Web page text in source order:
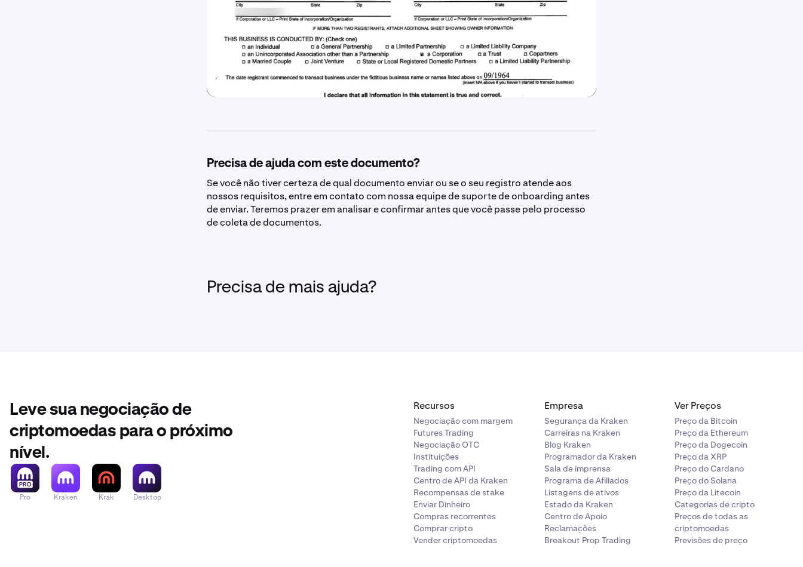
Precisa de ajuda com este documento?
Se você não tiver certeza de qual documento enviar ou se o seu registro atende aos
nossos requisitos, entre em contato com nossa equipe de suporte de onboarding antes
de enviar. Teremos prazer em analisar e confirmar antes que você passe pelo processo
de coleta de documentos.
Precisa de mais ajuda?
Leve sua negociação de
criptomoedas para o próximo
nível.
Pro Kraken Krak Desktop
Recursos
Negociação com margem
Futures Trading
Negociação OTC
Instituições
Trading com API
Centro de API da Kraken
Recompensas de stake
Enviar Dinheiro
Compras recorrentes
Comprar cripto
Vender criptomoedas
Empresa
Segurança da Kraken
Carreiras na Kraken
Blog Kraken
Programador da Kraken
Sala de imprensa
Programa de Afiliados
Listagens de ativos
Estado da Kraken
Centro de Apoio
Reclamações
Breakout Prop Trading
Ver Preços
Preço da Bitcoin
Preço da Ethereum
Preço da Dogecoin
Preço da XRP
Preço do Cardano
Preço do Solana
Preço da Litecoin
Categorias de cripto
Preços de todas as
criptomoedas
Previsões de preço